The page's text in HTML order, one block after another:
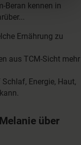
Beran kennen in
Ernährung zu
aus TCM-Sicht mehr
Energie, Haut,
über